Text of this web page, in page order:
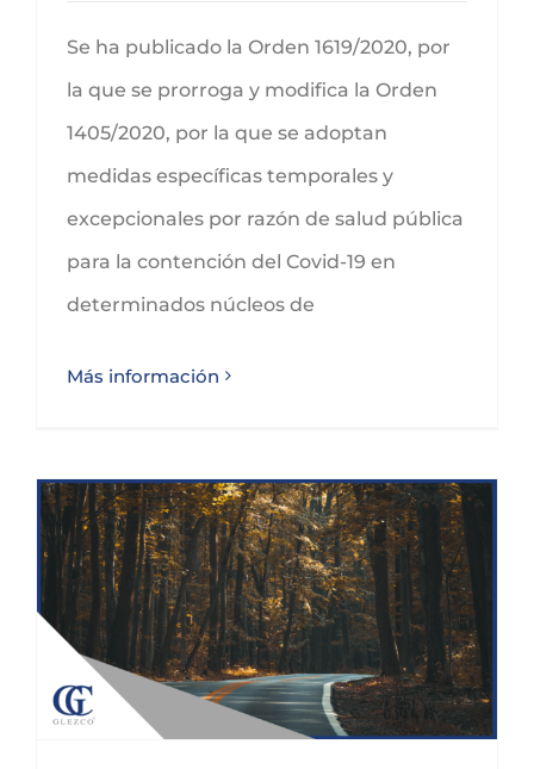
Se ha publicado la Orden 1619/2020, por
la que se prorroga y modifica la Orden
1405/2020, por la que se adoptan
medidas específicas temporales y
excepcionales por razón de salud pública
para la contención del Covid-19 en
determinados núcleos de
Más información